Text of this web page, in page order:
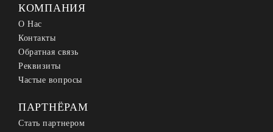
КОМПАНИЯ
О Нас
Контакты
Обратная связь
Реквизиты
Частые вопросы
ПАРТНЁРАМ
Стать партнером